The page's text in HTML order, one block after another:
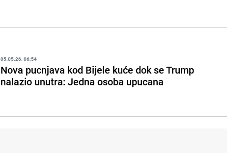
05.05.26. 06:54
Nova pucnjava kod Bijele kuće dok se Trump
nalazio unutra: Jedna osoba upucana